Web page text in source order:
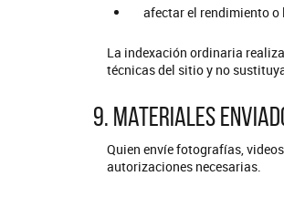
afectar el rendimiento
La indexación ordinaria
técnicas del sitio y no
9. Materiales
Quien envíe fotografías,
autorizaciones necesarias.